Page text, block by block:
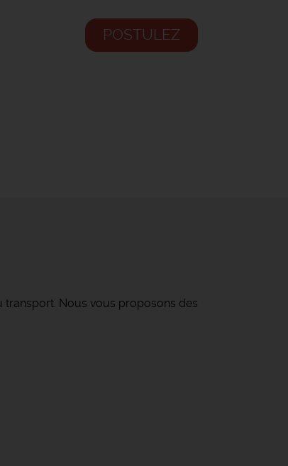
POSTULEZ
transport. Nous vous proposons des